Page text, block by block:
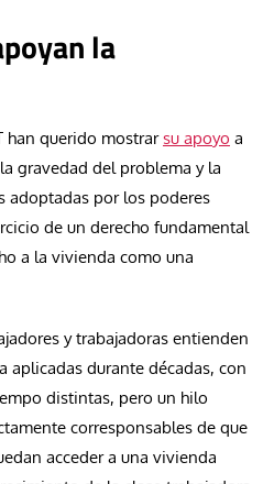
la
han querido mostrarsu apoyo a
gravedad del problema y la
adoptadas por los poderes
de un derecho fundamental
a la vivienda como una
y trabajadoras entienden
aplicadas durante décadas, con
distintas, pero un hilo
corresponsables de que
acceder a una vivienda